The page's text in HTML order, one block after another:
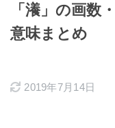
「瀁」の画数
意味まとめ
2019年7月14日